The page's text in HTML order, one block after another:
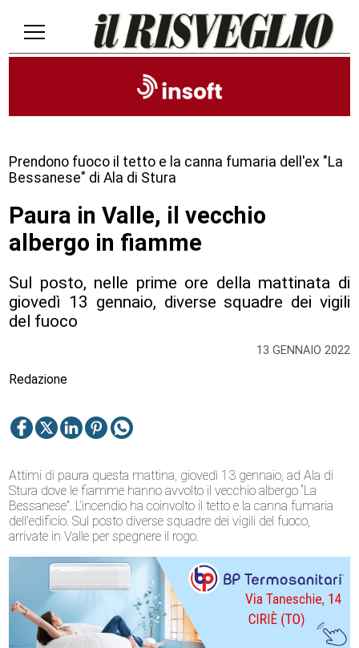
13 GENNAIO 2022
Prendono fuoco il tetto e la canna fumaria dell'ex "La
Bessanese" di Ala di Stura
Paura in Valle, il vecchio
albergo in fiamme
Sul posto, nelle prime ore della mattinata di
giovedì 13 gennaio, diverse squadre dei vigili
del fuoco
Redazione
Attimi di paura questa mattina, giovedì 13 gennaio, ad Ala di
Stura dove le fiamme hanno avvolto il vecchio albergo “La
Bessanese”. L’incendio ha coinvolto il tetto e la canna fumaria
dell’edificio. Sul posto diverse squadre dei vigili del fuoco,
arrivate in Valle per spegnere il rogo.